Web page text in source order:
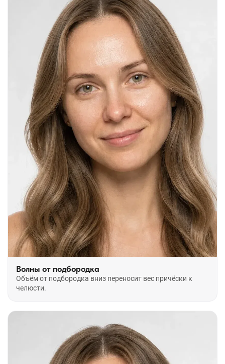
Волны от подбородка
Объём от подбородка вниз переносит вес причёски к
челюсти.